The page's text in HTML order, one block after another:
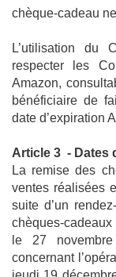
chèque-cadeau
L’utilisation du
respecter les
Amazon,
bénéficiaire de
date d’expiration
Article 3  - Dates
La remise des
ventes réalisées
suite d’un
chèques-
le 27
concernant